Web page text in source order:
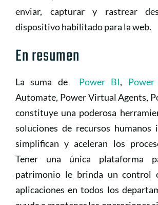
enviar, capturar y rastrear
dispositivo habilitado para la web.
En resumen
La suma de Power BI,
Automate, Power Virtual Agents,
constituye una poderosa
soluciones de recursos humanos
simplifican y aceleran los
Tener una única plataforma
patrimonio le brinda un control
aplicaciones en todos los